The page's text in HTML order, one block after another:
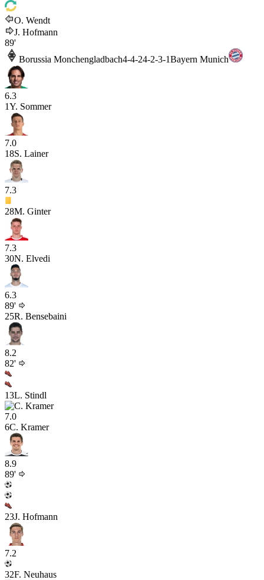
O. Wendt
J. Hofmann
89'
Borussia Monchengladbach4-4-24-2-3-1Bayern Munich
6.3
1Y. Sommer
7.0
18S. Lainer
7.3
28M. Ginter
7.3
30N. Elvedi
6.3
89'
25R. Bensebaini
8.2
82'
13L. Stindl
7.0
6C. Kramer
8.9
89'
23J. Hofmann
7.2
32F. Neuhaus